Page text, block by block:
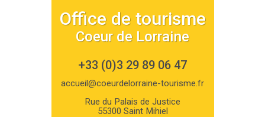
Office de tourisme
Coeur de Lorraine
+33 (0)3 29 89 06 47
accueil@coeurdelorraine-tourisme.fr
Rue du Palais de Justice
55300 Saint Mihiel